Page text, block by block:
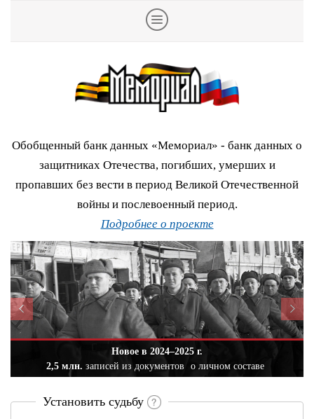
Обобщенный банк данных «Мемориал» - банк данных о
защитниках Отечества, погибших, умерших и
пропавших без вести в период Великой Отечественной
войны и послевоенный период.
Подробнее о проекте
Новое в 2024–2025 г.
2,5 млн. записей из документов о личном составе
Установить судьбу